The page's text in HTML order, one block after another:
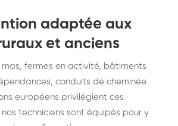
adaptée aux
et anciens
fermes en activité, bâtiments
conduits de cheminée
européens privilégient ces
techniciens sont équipés pour y